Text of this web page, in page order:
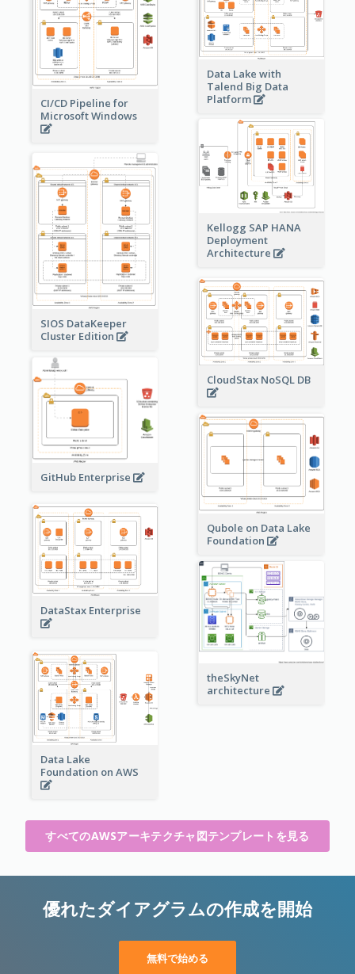
CI/CD Pipeline for
Microsoft Windows
Data Lake with
Talend Big Data
Platform
Kellogg SAP HANA
Deployment
Architecture
SIOS DataKeeper
Cluster Edition
CloudStax NoSQL DB
GitHub Enterprise
Qubole on Data Lake
Foundation
DataStax Enterprise
theSkyNet
architecture
Data Lake
Foundation on AWS
すべてのAWSアーキテクチャ図テンプレートを見る
優れたダイアグラムの作成を開始
無料で始める